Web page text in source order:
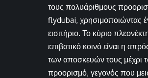
τους πολυάριθμους
flydubai, χρησιμοποιώντας
εισιτήριο. Το κύριο
επιβατικό κοινό είναι η
των αποσκευών τους μέχρι
προορισμό, γεγονός που